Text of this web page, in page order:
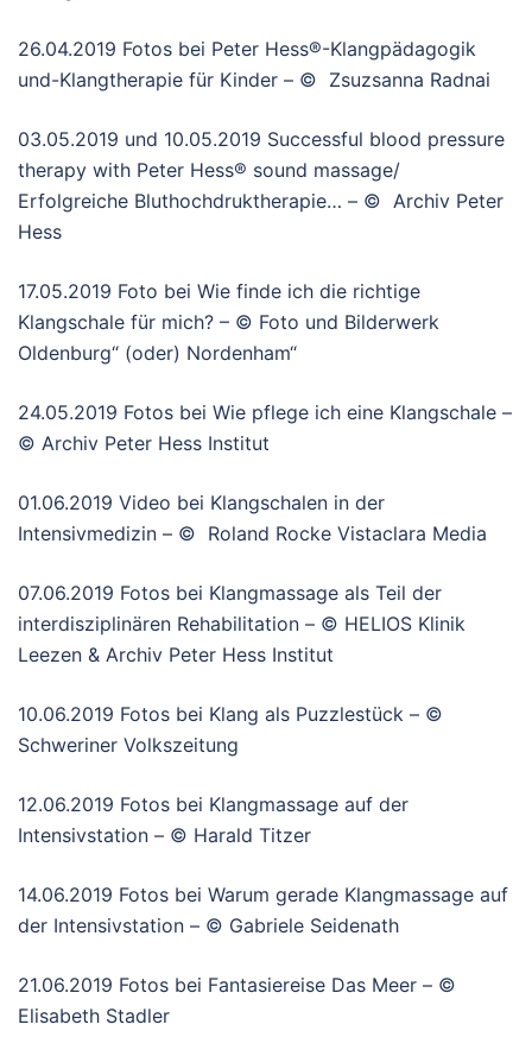
26.04.2019 Fotos bei Peter Hess®-Klangpädagogik
und-Klangtherapie für Kinder – © Zsuzsanna Radnai
03.05.2019 und 10.05.2019 Successful blood pressure
therapy with Peter Hess® sound massage/
Erfolgreiche Bluthochdruktherapie… – © Archiv Peter
Hess
17.05.2019 Foto bei Wie finde ich die richtige
Klangschale für mich? – © Foto und Bilderwerk
Oldenburg“ (oder) Nordenham“
24.05.2019 Fotos bei Wie pflege ich eine Klangschale –
© Archiv Peter Hess Institut
01.06.2019 Video bei Klangschalen in der
Intensivmedizin – © Roland Rocke Vistaclara Media
07.06.2019 Fotos bei Klangmassage als Teil der
interdisziplinären Rehabilitation – © HELIOS Klinik
Leezen & Archiv Peter Hess Institut
10.06.2019 Fotos bei Klang als Puzzlestück – ©
Schweriner Volkszeitung
12.06.2019 Fotos bei Klangmassage auf der
Intensivstation – © Harald Titzer
14.06.2019 Fotos bei Warum gerade Klangmassage auf
der Intensivstation – © Gabriele Seidenath
21.06.2019 Fotos bei Fantasiereise Das Meer – ©
Elisabeth Stadler